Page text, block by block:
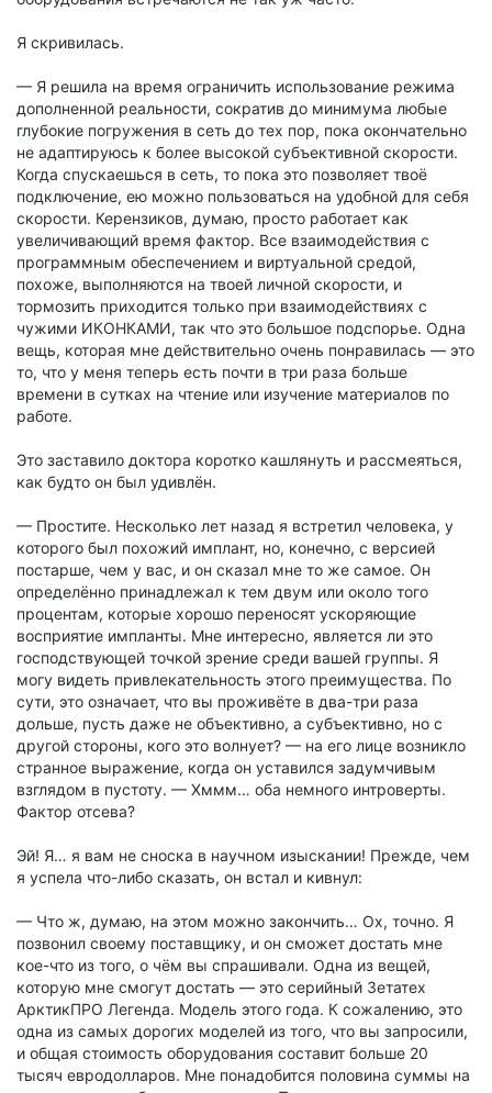
Я скривилась.
— Я решила на время ограничить использование режима
дополненной реальности, сократив до минимума любые
глубокие погружения в сеть до тех пор, пока окончательно
не адаптируюсь к более высокой субъективной скорости.
Когда спускаешься в сеть, то пока это позволяет твоё
подключение, ею можно пользоваться на удобной для себя
скорости. Керензиков, думаю, просто работает как
увеличивающий время фактор. Все взаимодействия с
программным обеспечением и виртуальной средой,
похоже, выполняются на твоей личной скорости, и
тормозить приходится только при взаимодействиях с
чужими ИКОНКАМИ, так что это большое подспорье. Одна
вещь, которая мне действительно очень понравилась — это
то, что у меня теперь есть почти в три раза больше
времени в сутках на чтение или изучение материалов по
работе.
Это заставило доктора коротко кашлянуть и рассмеяться,
как будто он был удивлён.
— Простите. Несколько лет назад я встретил человека, у
которого был похожий имплант, но, конечно, с версией
постарше, чем у вас, и он сказал мне то же самое. Он
определённо принадлежал к тем двум или около того
процентам, которые хорошо переносят ускоряющие
восприятие импланты. Мне интересно, является ли это
господствующей точкой зрение среди вашей группы. Я
могу видеть привлекательность этого преимущества. По
сути, это означает, что вы проживёте в два-три раза
дольше, пусть даже не объективно, а субъективно, но с
другой стороны, кого это волнует? — на его лице возникло
странное выражение, когда он уставился задумчивым
взглядом в пустоту. — Хммм… оба немного интроверты.
Фактор отсева?
Эй! Я… я вам не сноска в научном изыскании! Прежде, чем
я успела что-либо сказать, он встал и кивнул:
— Что ж, думаю, на этом можно закончить… Ох, точно. Я
позвонил своему поставщику, и он сможет достать мне
кое-что из того, о чём вы спрашивали. Одна из вещей,
которую мне смогут достать — это серийный Зетатех
АрктикПРО Легенда. Модель этого года. К сожалению, это
одна из самых дорогих моделей из того, что вы запросили,
и общая стоимость оборудования составит больше 20
тысяч евродолларов. Мне понадобится половина суммы на